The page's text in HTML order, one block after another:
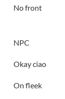
No front
NPC
Okay ciao
On fleek